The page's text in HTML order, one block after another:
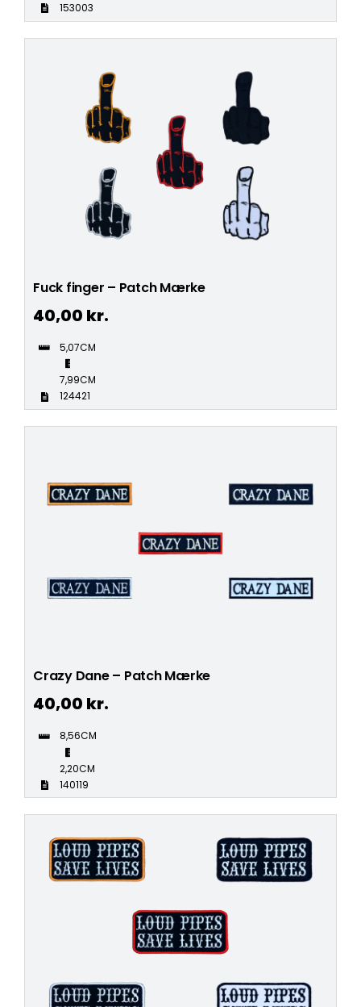
153003
Fuck finger – Patch Mærke
40,00 kr.
5,07CM
7,99CM
124421
Crazy Dane – Patch Mærke
40,00 kr.
8,56CM
2,20CM
140119